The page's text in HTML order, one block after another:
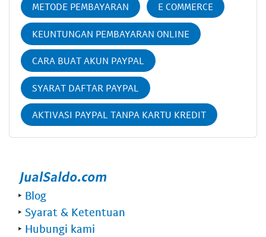
METODE PEMBAYARAN E COMMERCE
KEUNTUNGAN PEMBAYARAN ONLINE
CARA BUAT AKUN PAYPAL
SYARAT DAFTAR PAYPAL
AKTIVASI PAYPAL TANPA KARTU KREDIT
‣ Blog
‣ Syarat & Ketentuan
‣ Hubungi kami